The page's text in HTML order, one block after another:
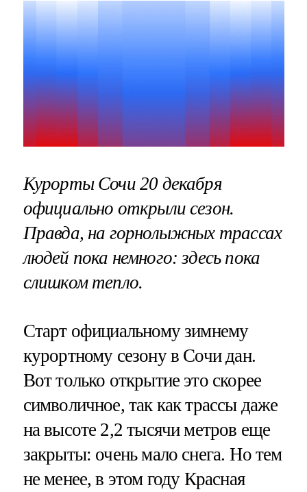
Курорты Сочи 20 декабря
официально открыли сезон.
Правда, на горнолыжных трассах
людей пока немного: здесь пока
слишком тепло.
Старт официальному зимнему
курортному сезону в Сочи дан.
Вот только открытие это скорее
символичное, так как трассы даже
на высоте 2,2 тысячи метров еще
закрыты: очень мало снега. Но тем
не менее, в этом году Красная